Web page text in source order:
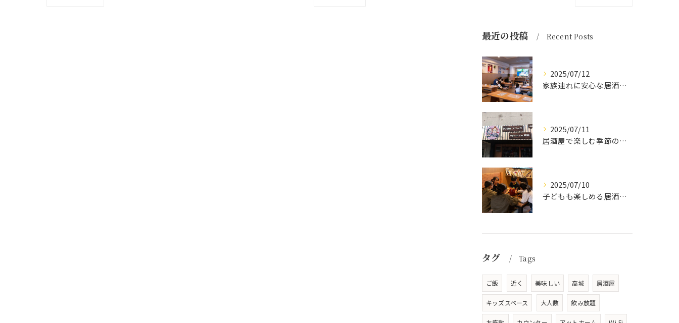
最近の投稿 Recent Posts
2025/07/12
家族連れに安心な居酒屋体験
2025/07/11
居酒屋で楽しむ季節の味覚と生中継スポーツ観戦
2025/07/10
子どもも楽しめる居酒屋の魅力
タグ Tags
ご飯 近く 美味しい 高城 居酒屋
キッズスペース 大人数 飲み放題